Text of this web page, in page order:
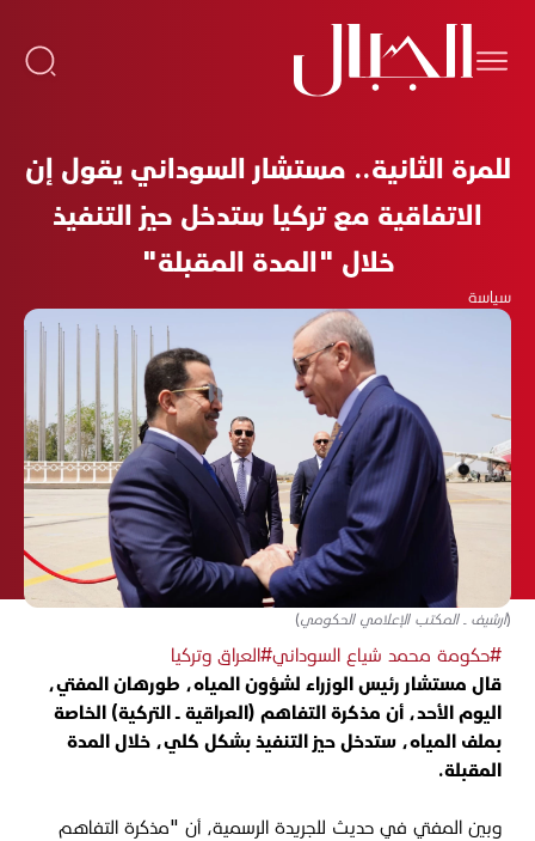
للمرة الثانية.. مستشار السوداني يقول إن
الاتفاقية مع تركيا ستدخل حيز التنفيذ
خلال "المدة المقبلة"
سياسة
(أرشيف ـ المكتب الإعلامي الحكومي)
#حكومة محمد شياع السوداني#العراق وتركيا
قال مستشار رئيس الوزراء لشؤون المياه، طورهان المفتي،
اليوم الأحد، أن مذكرة التفاهم (العراقية ـ التركية) الخاصة
بملف المياه، ستدخل حيز التنفيذ بشكل كلي، خلال المدة
المقبلة.
وبين المفتي في حديث للجريدة الرسمية، أن "مذكرة التفاهم